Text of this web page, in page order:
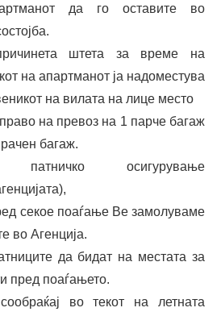
да го оставите во
штета за време на
на апартманот ја надоместува
на вилата на лице место
на превоз на 1 парче багаж
багаж.
патничко осигурување
секое поаѓање Ве замолуваме
во Агенција.
да бидат на местата за
пред поаѓањето.
во текот на летната